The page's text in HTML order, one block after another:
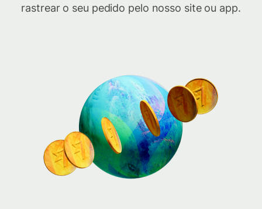
rastrear o seu pedido pelo nosso site ou app.